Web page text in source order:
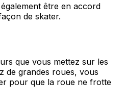
être en accord
de skater.
que vous mettez sur les
de grandes roues, vous
pour que la roue ne frotte